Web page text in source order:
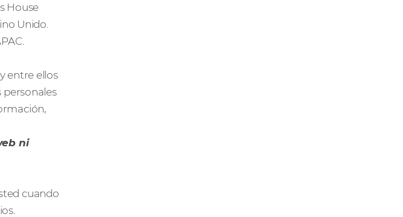
House
Unido.
entre ellos
personales
ni
cuando